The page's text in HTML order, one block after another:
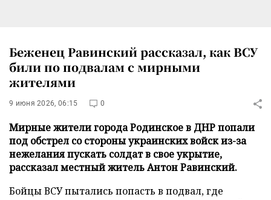
Беженец Равинский рассказал, как ВСУ
били по подвалам с мирными
жителями
9 июня 2026, 06:15 0
Мирные жители города Родинское в ДНР попали
под обстрел со стороны украинских войск из-за
нежелания пускать солдат в свое укрытие,
рассказал местный житель Антон Равинский.
Бойцы ВСУ пытались попасть в подвал, где